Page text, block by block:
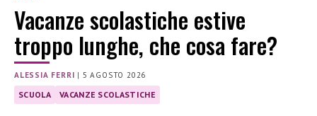
Vacanze scolastiche estive
troppo lunghe, che cosa fare?
ALESSIA FERRI | 5 AGOSTO 2026
SCUOLA VACANZE SCOLASTICHE